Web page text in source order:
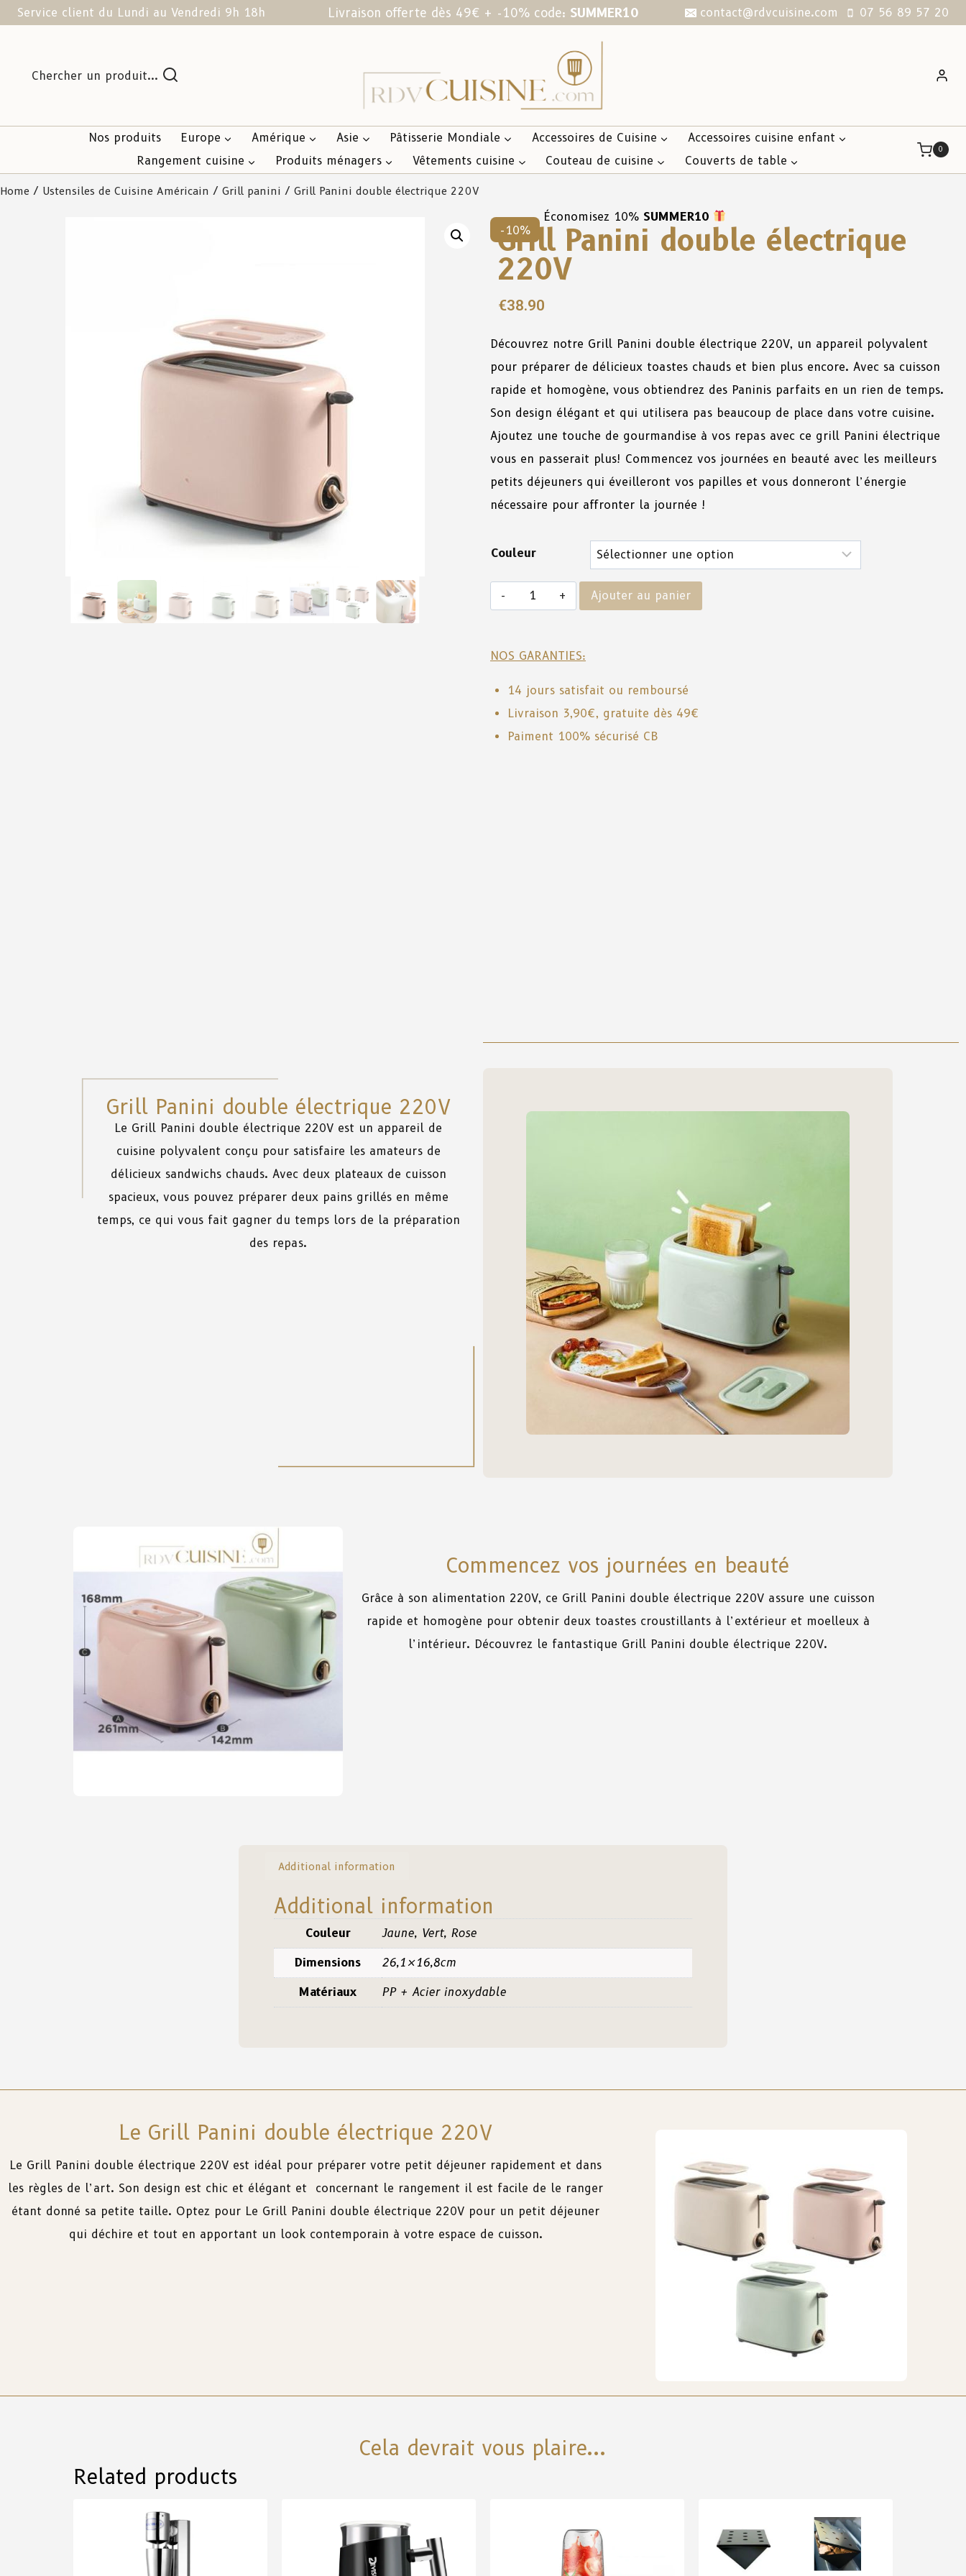
Service client du Lundi au Vendredi 9h 18h Livraison offerte dès 49€ + -10% code: SUMMER10 contact@rdvcuisine.com 07 56 89 57 20
Chercher un produit...
Nos produits Europe Amérique Asie Pâtisserie Mondiale Accessoires de Cuisine
Accessoires cuisine enfant
Rangement cuisine
Produits ménagers Vêtements cuisine Couteau de cuisine Couverts de table
0
Home / Ustensiles de Cuisine Américain / Grill panini / Grill Panini double électrique 220V
-10%
Économisez 10% SUMMER10
Grill Panini double électrique
220V
€38.90
Découvrez notre Grill Panini double électrique 220V, un appareil polyvalent
pour préparer de délicieux toastes chauds et bien plus encore. Avec sa cuisson
rapide et homogène, vous obtiendrez des Paninis parfaits en un rien de temps.
Son design élégant et qui utilisera pas beaucoup de place dans votre cuisine.
Ajoutez une touche de gourmandise à vos repas avec ce grill Panini électrique
vous en passerait plus! Commencez vos journées en beauté avec les meilleurs
petits déjeuners qui éveilleront vos papilles et vous donneront l’énergie
nécessaire pour affronter la journée !
Couleur
Ajouter au panier
NOS GARANTIES:
14 jours satisfait ou remboursé
Livraison 3,90€, gratuite dès 49€
Paiment 100% sécurisé CB
Grill Panini double électrique 220V
Le Grill Panini double électrique 220V est un appareil de
cuisine polyvalent conçu pour satisfaire les amateurs de
délicieux sandwichs chauds. Avec deux plateaux de cuisson
spacieux, vous pouvez préparer deux pains grillés en même
temps, ce qui vous fait gagner du temps lors de la préparation
des repas.
Commencez vos journées en beauté
Grâce à son alimentation 220V, ce Grill Panini double électrique 220V assure une cuisson
rapide et homogène pour obtenirdeux toastes croustillants à l’extérieur et moelleux à
l’intérieur. Découvrez le fantastique Grill Panini double électrique 220V.
Additional information
Additional information
Couleur Jaune, Vert, Rose
Dimensions 26,1×16,8cm
Matériaux PP + Acier inoxydable
Le Grill Panini double électrique 220V
Le Grill Panini double électrique 220V est idéal pour préparer votre petit déjeuner rapidement et dans
les règles de l’art. Son design est chic et élégant et concernant le rangement il est facile de le ranger
étant donné sa petite taille. Optez pour Le Grill Panini double électrique 220V pour un petit déjeuner
qui déchire et tout en apportant un look contemporain à votre espace de cuisson.
Cela devrait vous plaire...
Related products